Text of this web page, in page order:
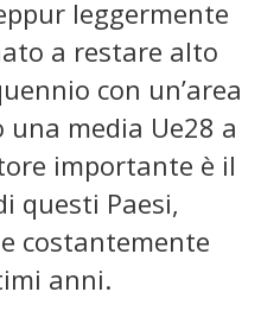
leggermente
a restare alto
con un’area
una media Ue28 a
importante è il
questi Paesi,
costantemente
anni.